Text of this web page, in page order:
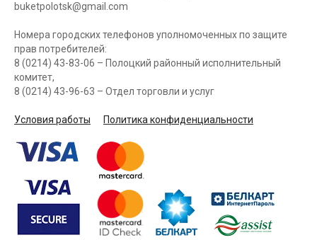
buketpolotsk@gmail.com
Номера городских телефонов уполномоченных по защите
прав потребителей:
8 (0214) 43-83-06 – Полоцкий районный исполнительный
комитет,
8 (0214) 43-96-63 – Отдел торговли и услуг
Условия работы Политика конфиденциальности